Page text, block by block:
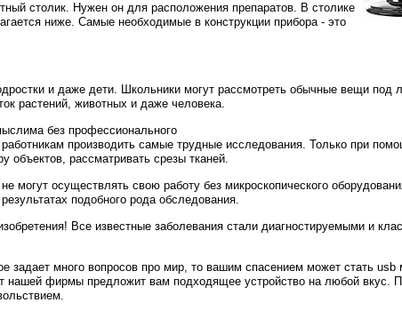
столик. Нужен он для расположения препаратов. В столике
ниже. Самые необходимые в конструкции прибора - это
и даже дети. Школьники могут рассмотреть обычные вещи под
растений, животных и даже человека.
без профессионального
производить самые трудные исследования. Только при
объектов, рассматривать срезы тканей.
могут осуществлять свою работу без микроскопического
подобного рода обследования.
Все известные заболевания стали диагностируемыми и
задает много вопросов про мир, то вашим спасением может стать usb
нашей фирмы предложит вам подходящее устройство на любой вкус.